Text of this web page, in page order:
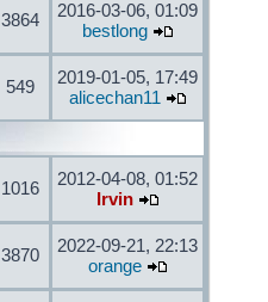
3864
2016-03-06, 01:09
bestlong
549
2019-01-05, 17:49
alicechan11
1016
2012-04-08, 01:52
Irvin
3870
2022-09-21, 22:13
orange